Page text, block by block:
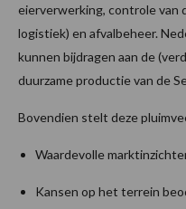
eierverwerking, controle van
logistiek) en afvalbeheer.
kunnen bijdragen aan de
duurzame productie van de
Bovendien stelt deze
Waardevolle
Kansen op het terrein